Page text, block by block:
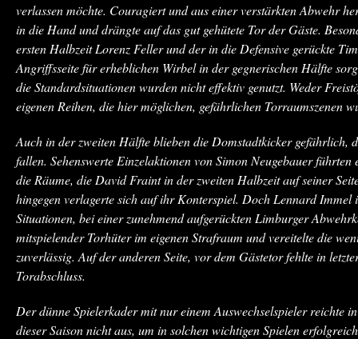
verlassen möchte. Couragiert und aus einer verstärkten Abwehr
in die Hand und drängte auf das gut gehütete Tor der Gäste.
ersten Halbzeit Lorenz Feller und der in die Defensive gerückte
Angriffsseite für erheblichen Wirbel in der gegnerischen Hälfte
die Standardsituationen wurden nicht effektiv genutzt. Weder
eigenen Reihen, die hier möglichen, gefährlichen Torraumszenen
Auch in der zweiten Hälfte blieben die Domstadtkicker gefährlich,
fallen. Sehenswerte Einzelaktionen von Simon Neugebauer
die Räume, die David Fraint in der zweiten Halbzeit auf seiner
hingegen verlagerte sich auf ihr Konterspiel. Doch Lennard Immel
Situationen, bei einer zunehmend aufgerückten Limburger
mitspielender Torhüter im eigenen Strafraum und vereitelte die
zuverlässig. Auf der anderen Seite, vor dem Gästetor fehlte in
Torabschluss.
Der dünne Spielerkader mit nur einem Auswechselspieler reichte
dieser Saison nicht aus, um in solchen wichtigen Spielen